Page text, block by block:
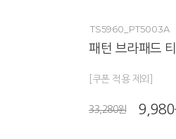
TS5960_PT5003A
패턴 브라패드
[쿠폰 적용 제외]
33,280원 9,980